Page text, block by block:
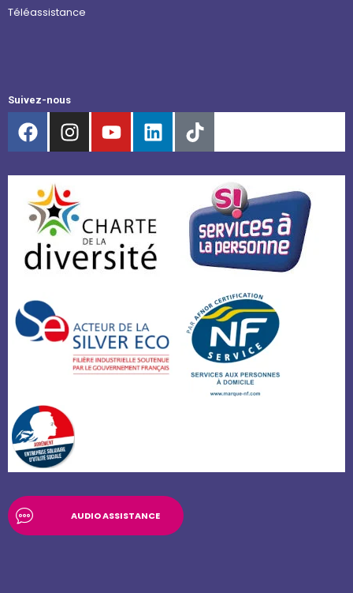
Téléassistance
Suivez-nous
AUDIO ASSISTANCE